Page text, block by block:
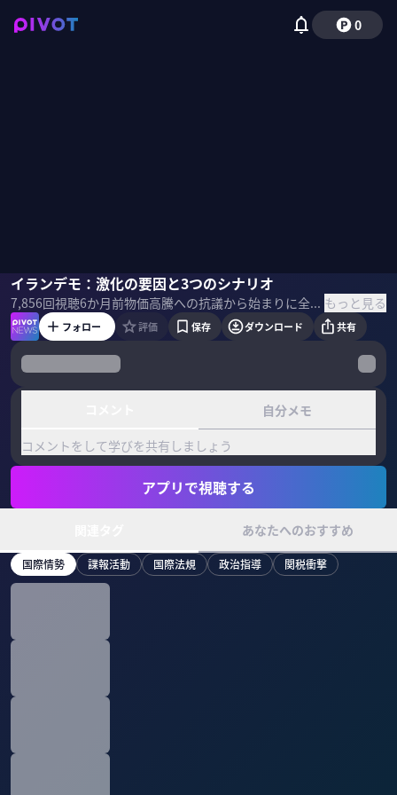
0
イランデモ：激化の要因と3つのシナリオ
7,856回視聴6か月前 物価高騰への抗議から始まりに全土へ拡大したイランの反体制デモ。未曾有の危機に直面するイスラム共和制の現状を分析。米国の経済制裁によるインフレ、リーダー不在の運動の行方、そして米・イスラエルによる軍事介入の現実味を検証。 ▼プロフィール 田中浩一郎｜中東研究者 1961年生まれ。東京外国語大学外国語学部ペルシア語学科卒業、東京外国語大学大学院外国語研究科アジア第2言語修了。在イラン日本国大使館専門調査員、国際連合アフガニスタン特別ミッション政務官など歴任。 ＜目次＞ もっと見る
田中浩一郎 小手森千紗
フォロー 評価 保存 ダウンロード 共有
自分メモ
コメントをして学びを共有しましょう
アプリで視聴する
あなたへのおすすめ
国際情勢 諜報活動 国際法規 政治指導 関税衝撃